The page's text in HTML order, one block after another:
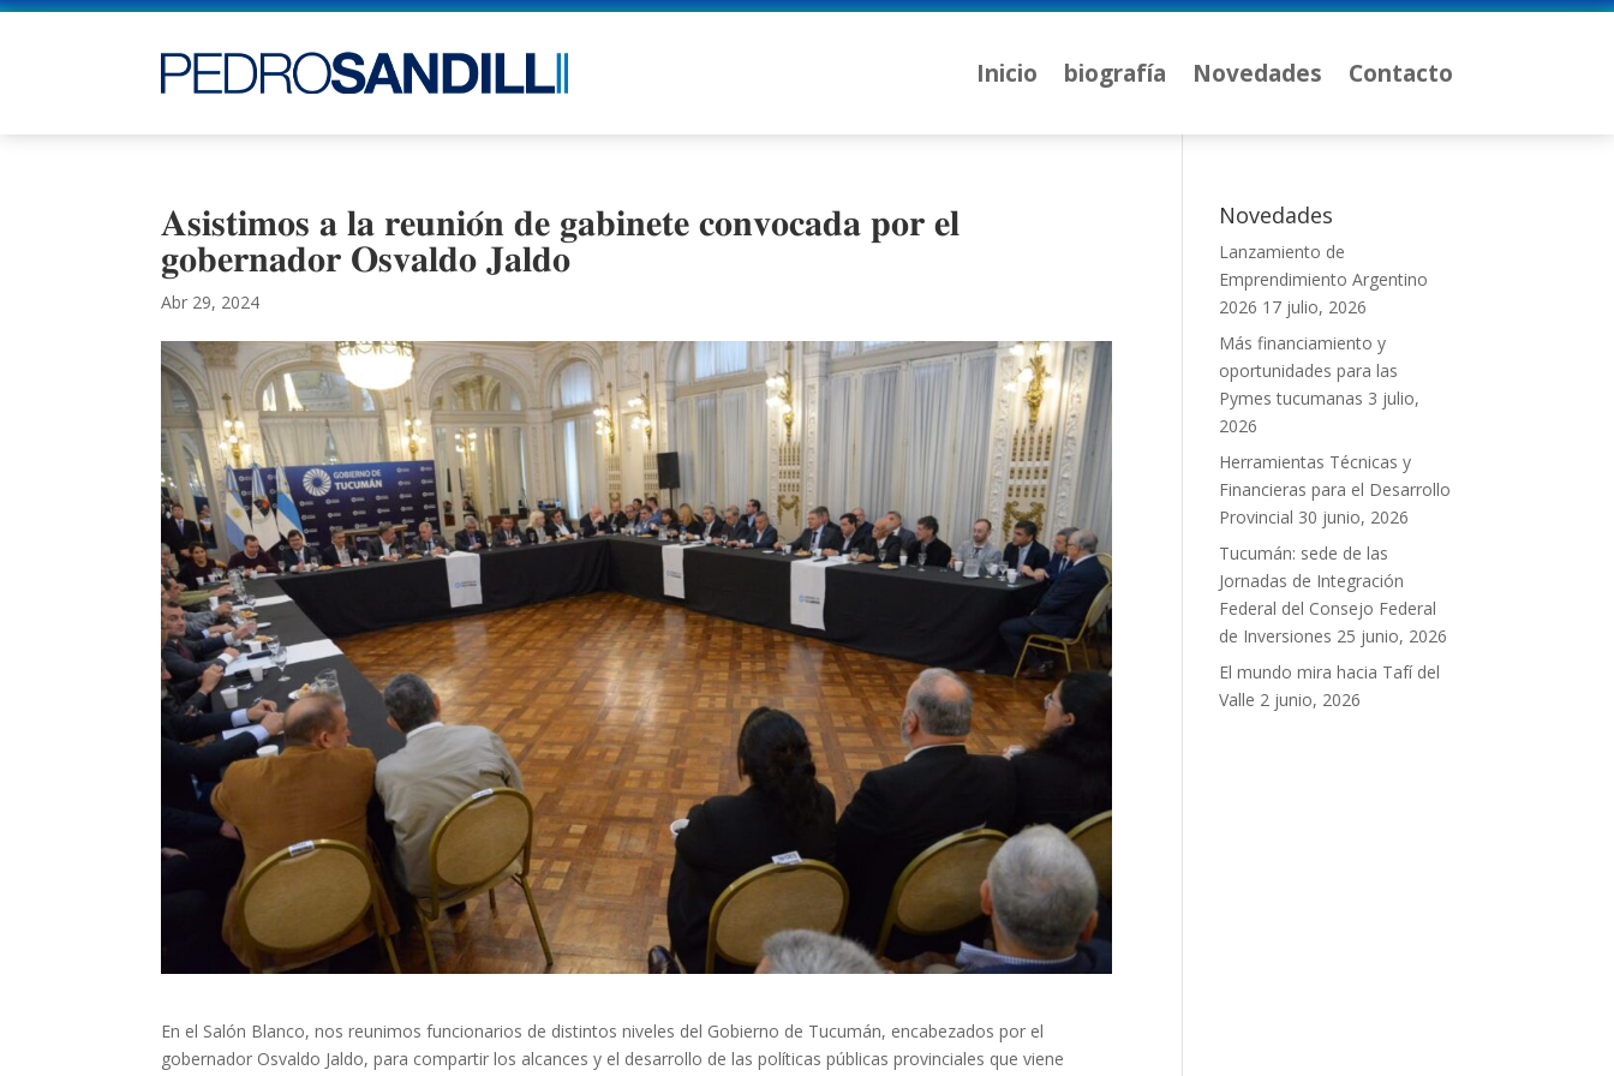
Inicio biografía Novedades Contacto
𝐀𝐬𝐢𝐬𝐭𝐢𝐦𝐨𝐬 𝐚 𝐥𝐚 𝐫𝐞𝐮𝐧𝐢𝐨́𝐧 𝐝𝐞 𝐠𝐚𝐛𝐢𝐧𝐞𝐭𝐞 𝐜𝐨𝐧𝐯𝐨𝐜𝐚𝐝𝐚 𝐩𝐨𝐫 𝐞𝐥
𝐠𝐨𝐛𝐞𝐫𝐧𝐚𝐝𝐨𝐫 𝐎𝐬𝐯𝐚𝐥𝐝𝐨 𝐉𝐚𝐥𝐝𝐨
Abr 29, 2024
En el Salón Blanco, nos reunimos funcionarios de distintos niveles del Gobierno de Tucumán, encabezados por el
gobernador Osvaldo Jaldo, para compartir los alcances y el desarrollo de las políticas públicas provinciales que viene
Novedades
Lanzamiento de
Emprendimiento Argentino
2026 17 julio, 2026
Más financiamiento y
oportunidades para las
Pymes tucumanas 3 julio,
2026
Herramientas Técnicas y
Financieras para el Desarrollo
Provincial 30 junio, 2026
Tucumán: sede de las
Jornadas de Integración
Federal del Consejo Federal
de Inversiones 25 junio, 2026
El mundo mira hacia Tafí del
Valle 2 junio, 2026